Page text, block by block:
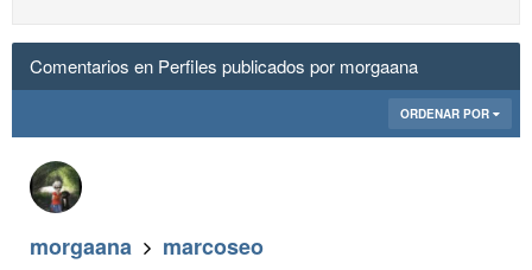
Comentarios en Perfiles publicados por morgaana
ORDENAR POR
morgaana marcoseo